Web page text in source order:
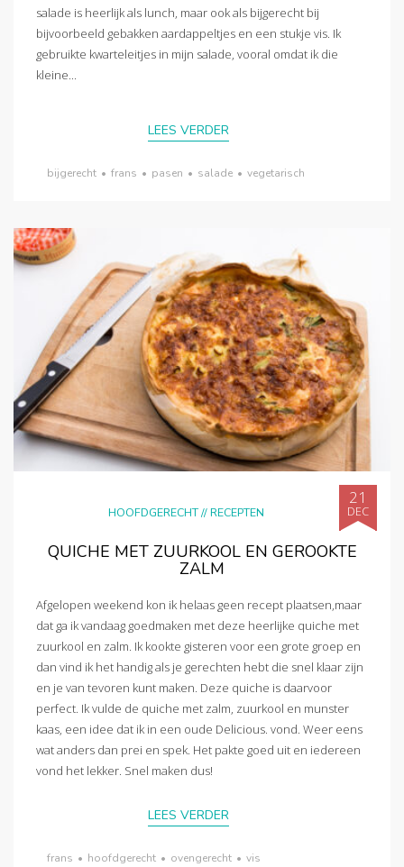
salade is heerlijk als lunch, maar ook als bijgerecht bij
bijvoorbeeld gebakken aardappeltjes en een stukje vis. Ik
gebruikte kwarteleitjes in mijn salade, vooral omdat ik die
kleine...
LEES VERDER
bijgerecht • frans • pasen • salade • vegetarisch
HOOFDGERECHT//RECEPTEN
21
DEC
QUICHE MET ZUURKOOL EN GEROOKTE
ZALM
Afgelopen weekend kon ik helaas geen recept plaatsen,maar
dat ga ik vandaag goedmaken met deze heerlijke quiche met
zuurkool en zalm. Ik kookte gisteren voor een grote groep en
dan vind ik het handig als je gerechten hebt die snel klaar zijn
en je van tevoren kunt maken. Deze quiche is daarvoor
perfect. Ik vulde de quiche met zalm, zuurkool en munster
kaas, een idee dat ik in een oude Delicious. vond. Weer eens
wat anders dan prei en spek. Het pakte goed uit en iedereen
vond het lekker. Snel maken dus!
LEES VERDER
frans • hoofdgerecht • ovengerecht • vis